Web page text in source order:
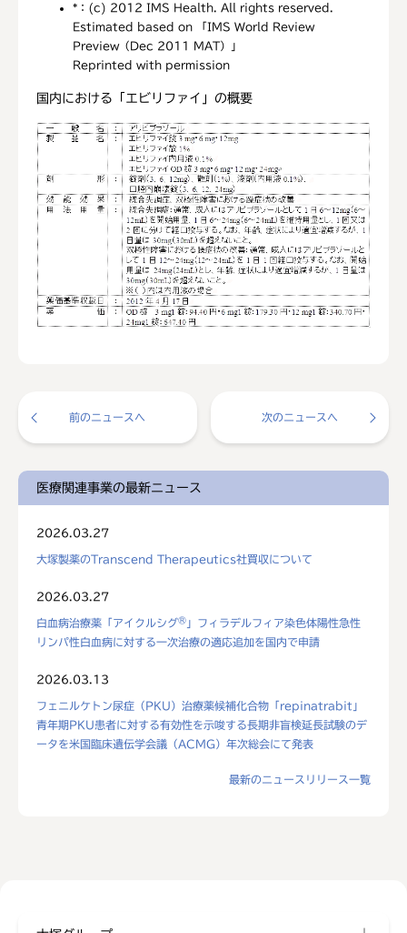
*： (c) 2012 IMS Health. All rights reserved.
Estimated based on 「IMS World Review
Preview（Dec 2011 MAT）」
Reprinted with permission
国内における「エビリファイ」の概要
前のニュースへ 次のニュースへ
医療関連事業の最新ニュース
2026.03.27
大塚製薬のTranscend Therapeutics社買収について
2026.03.27
白血病治療薬「アイクルシグ® 」フィラデルフィア染色体陽性急性
リンパ性白血病に対する一次治療の適応追加を国内で申請
2026.03.13
フェニルケトン尿症（PKU）治療薬候補化合物「repinatrabit」
青年期PKU患者に対する有効性を示唆する長期非盲検延長試験のデ
ータを米国臨床遺伝学会議（ACMG）年次総会にて発表
最新のニュースリリース一覧